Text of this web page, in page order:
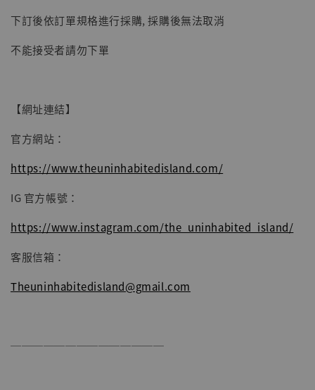
NT$ 4,980
NT$ 5,300
下訂後依訂單規格進行採購, 採購後無法取消
不能接受者請勿下單
【網址連結】
官方網站：
https://www.theuninhabitedisland.com/
IG 官方帳號：
https://www.instagram.com/the_uninhabited_island/
客服信箱：
Theuninhabitedisland@gmail.com
──────────────